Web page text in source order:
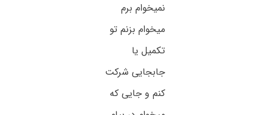
نمیخوام برم
میخوام بزنم تو
تکمیل یا
جابجایی شرکت
کنم و جایی که